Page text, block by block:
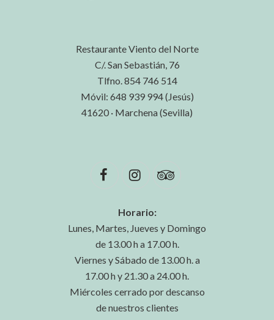
Restaurante Viento del Norte
C/. San Sebastián, 76
Tlfno. 854 746 514
Móvil: 648 939 994 (Jesús)
41620 · Marchena (Sevilla)
Horario:
Lunes, Martes, Jueves y Domingo
de 13.00 h a 17.00 h.
Viernes y Sábado de 13.00 h. a
17.00 h y 21.30 a 24.00 h.
Miércoles cerrado por descanso
de nuestros clientes